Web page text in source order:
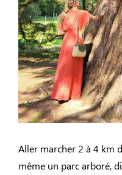
Aller marcher 2 à 4 km
même un parc arboré,